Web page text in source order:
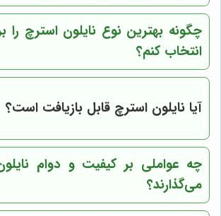
چگونه بهترین نوع نایلون استرچ را
انتخاب کنم؟
آیا نایلون استرچ قابل بازیافت است؟
چه عواملی بر کیفیت و دوام
می‌گذارند؟